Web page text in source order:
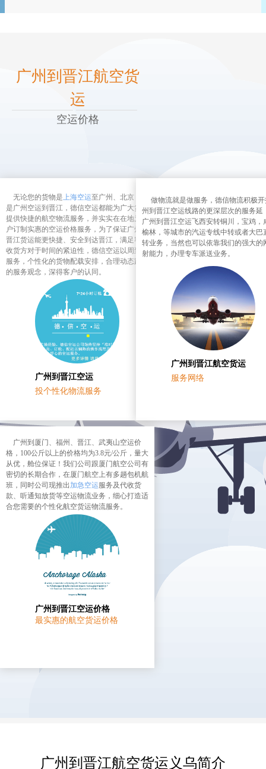
无论您的货物是上海空运至广州、北京，还
是广州空运到晋江，德信空运都能为广大货主
提供快捷的航空物流服务，并实实在在地为客
户订制实惠的空运价格服务，为了保证广州到
晋江货运能更快捷、安全到达晋江，满足客户
收货方对于时间的紧迫性，德信空运以周到的
服务，个性化的货物配载安排，合理动态跟踪
的服务观念，深得客户的认同。
广州到晋江空运
投个性化物流服务
做物流就是做服务，德信物流积极
州到晋江空运线路的更深层次的服务延
广州到晋江空运飞西安转铜川，宝鸡，
榆林，等城市的汽运专线中转或者大巴
转业务，当然也可以依靠我们的强大的
射能力，办理专车派送业务。
广州到晋江航空货运
服务网络
广州到厦门、福州、晋江、武夷山空运价
格，100公斤以上的价格均为3.8元/公斤，量大
从优，舱位保证！我们公司跟厦门航空公司有
密切的长期合作，在厦门航空上有多趟包机航
班，同时公司现推出 加急空运服务及代收货
款、听通知放货等空运物流业务，细心打造适
合您需要的个性化航空货运物流服务。
广州到晋江空运价格
最实惠的航空货运价格
广州到晋江航空货
运
空运价格
广州到晋江航空货运义乌简介